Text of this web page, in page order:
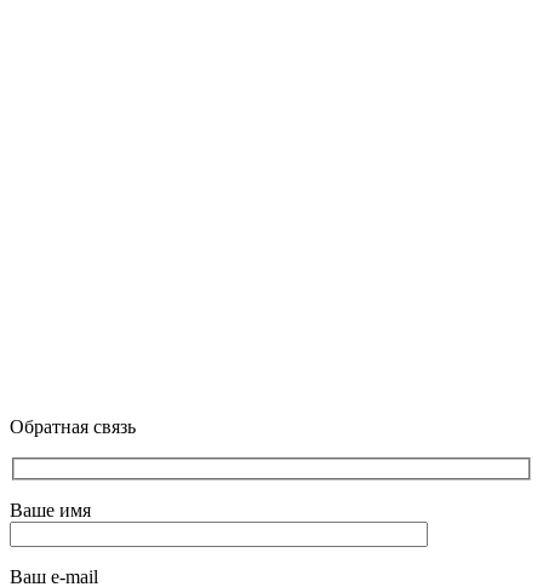
Обратная связь
Ваше имя
Ваш e-mail